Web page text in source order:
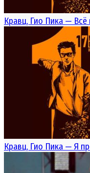
Кравц, Гио Пика — Всё
Кравц, Гио Пика — Я